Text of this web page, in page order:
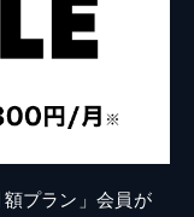
プラン」会員が